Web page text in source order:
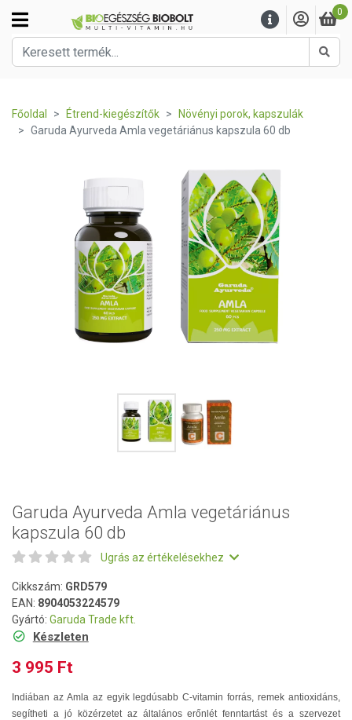
0
Főoldal Étrend-kiegészítők
Növényi porok, kapszulák
Garuda Ayurveda Amla vegetáriánus kapszula 60 db
Garuda Ayurveda Amla vegetáriánus
kapszula 60 db
Ugrás az értékelésekhez
Cikkszám: GRD579
EAN: 8904053224579
Gyártó: Garuda Trade kft.
Készleten
3 995 Ft
Indiában az Amla az egyik legdúsabb C-vitamin forrás, remek antioxidáns,
segítheti a jó közérzetet az általános erőnlét fenntartást és a szervezet